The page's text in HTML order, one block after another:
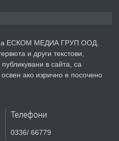
преди 1 година
Математика
на ЕСКОМ МЕДИА ГРУП ООД.
и други текстови,
в сайта, са
ако изрично е посочено
Телефони
0336/ 66779